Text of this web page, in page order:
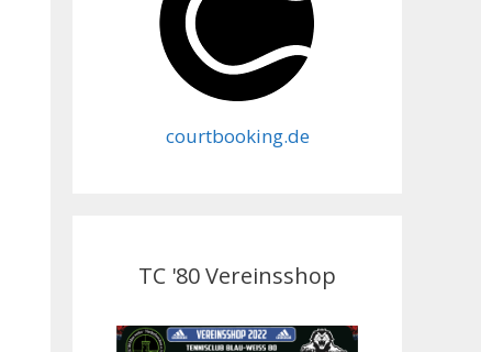
courtbooking.de
TC '80 Vereinsshop